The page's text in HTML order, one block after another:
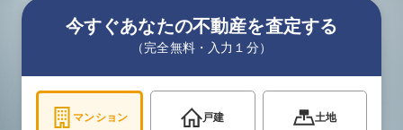
今すぐあなたの不動産を査定する
（完全無料・入力１分）
マンション 戸建 土地